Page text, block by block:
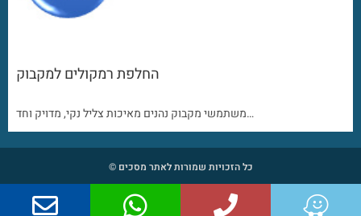
החלפת רמקולים למקבוק
משתמשי מקבוק נהנים מאיכות צליל נקי, מדויק וחד…
כל הזכויות שמורות לאתר מסכים ©